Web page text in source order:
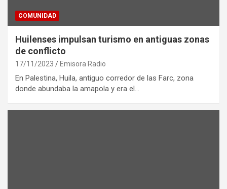
COMUNIDAD
Huilenses impulsan turismo en antiguas zonas
de conflicto
17/11/2023 Emisora Radio
En Palestina, Huila, antiguo corredor de las Farc, zona
donde abundaba la amapola y era el…